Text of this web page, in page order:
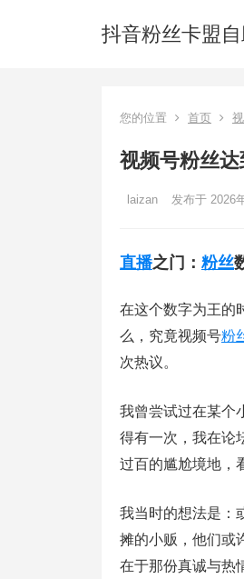
抖音粉丝卡盟
您的位置 首页
视频号粉丝
laizan 发布于 2026
直播之门： 粉丝
在这个数字为王的
么，究竟视频号粉
次热议。
我曾尝试过在某个
得有一次，我在论
过百的尴尬境地，
我当时的想法是：
摊的小贩，他们或
在于那份真诚与热